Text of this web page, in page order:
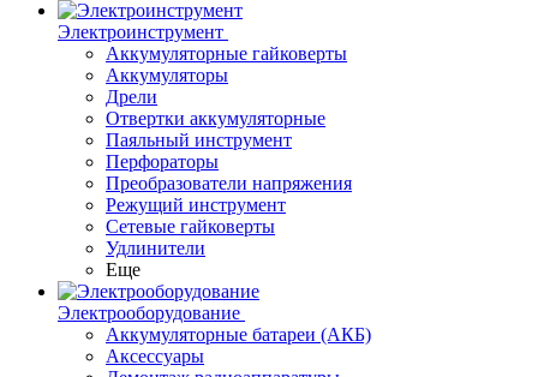
Электроинструмент
Аккумуляторные гайковерты
Аккумуляторы
Дрели
Отвертки аккумуляторные
Паяльный инструмент
Перфораторы
Преобразователи напряжения
Режущий инструмент
Сетевые гайковерты
Удлинители
Еще
Электрооборудование
Аккумуляторные батареи (АКБ)
Аксессуары